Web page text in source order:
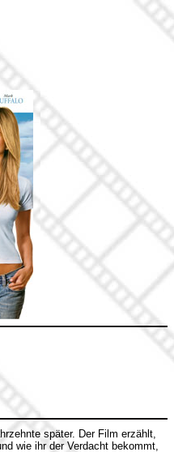
später. Der Film erzählt,
wie ihr der Verdacht bekommt,